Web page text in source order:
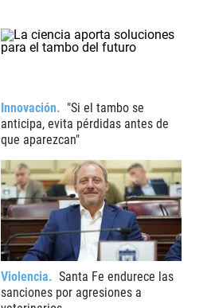
Innovación
"Si el tambo se
anticipa, evita pérdidas antes de
que aparezcan"
Violencia
Santa Fe endurece las
sanciones por agresiones a